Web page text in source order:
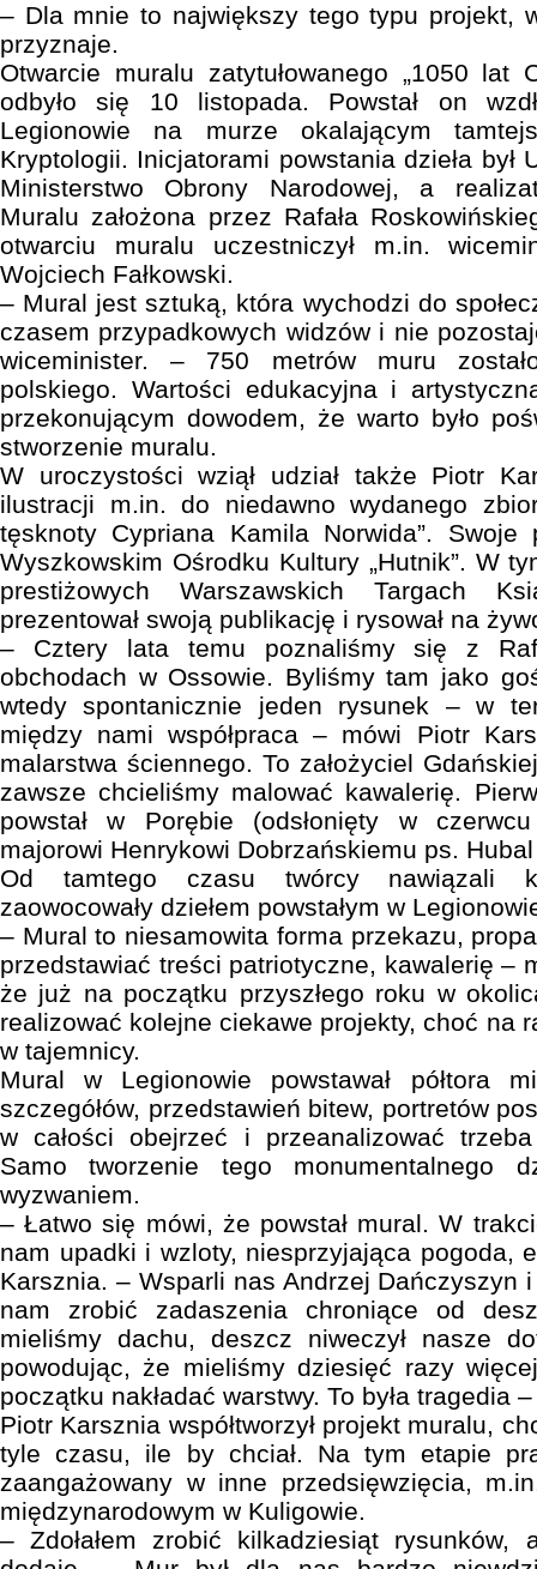
– Dla mnie to największy tego typu projekt,
przyznaje.
Otwarcie muralu zatytułowanego „1050 lat
odbyło się 10 listopada. Powstał on
Legionowie na murze okalającym
Kryptologii. Inicjatorami powstania dzieła był
Ministerstwo Obrony Narodowej, a
Muralu założona przez Rafała
otwarciu muralu uczestniczył m.in.
Wojciech Fałkowski.
– Mural jest sztuką, która wychodzi do
czasem przypadkowych widzów i nie
wiceminister. – 750 metrów muru
polskiego. Wartości edukacyjna i
przekonującym dowodem, że warto było
stworzenie muralu.
W uroczystości wziął udział także Piotr
ilustracji m.in. do niedawno wydanego
tęsknoty Cypriana Kamila Norwida”. Swoje
Wyszkowskim Ośrodku Kultury „Hutnik”. W
prestiżowych Warszawskich Targach
prezentował swoją publikację i rysował na
– Cztery lata temu poznaliśmy się z
obchodach w Ossowie. Byliśmy tam jako
wtedy spontanicznie jeden rysunek – w
między nami współpraca – mówi Piotr
malarstwa ściennego. To założyciel
zawsze chcieliśmy malować kawalerię.
powstał w Porębie (odsłonięty w
majorowi Henrykowi Dobrzańskiemu ps.
Od tamtego czasu twórcy nawiązali
zaowocowały dziełem powstałym w
– Mural to niesamowita forma przekazu,
przedstawiać treści patriotyczne, kawalerię –
że już na początku przyszłego roku w
realizować kolejne ciekawe projekty, choć na
w tajemnicy.
Mural w Legionowie powstawał półtora
szczegółów, przedstawień bitew, portretów
w całości obejrzeć i przeanalizować
Samo tworzenie tego monumentalnego
wyzwaniem.
– Łatwo się mówi, że powstał mural. W
nam upadki i wzloty, niesprzyjająca pogoda,
Karsznia. – Wsparli nas Andrzej Dańczyszyn
nam zrobić zadaszenia chroniące od
mieliśmy dachu, deszcz niweczył nasze
powodując, że mieliśmy dziesięć razy
początku nakładać warstwy. To była tragedia
Piotr Karsznia współtworzył projekt muralu,
tyle czasu, ile by chciał. Na tym etapie
zaangażowany w inne przedsięwzięcia,
międzynarodowym w Kuligowie.
– Zdołałem zrobić kilkadziesiąt rysunków,